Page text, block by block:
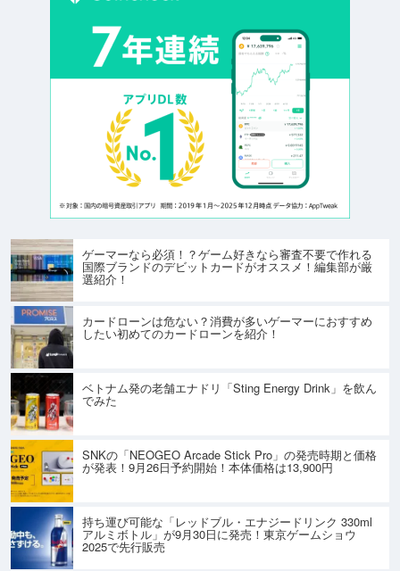
ゲーマーなら必須！？ゲーム好きなら審査不要で作れる
国際ブランドのデビットカードがオススメ！編集部が厳
選紹介！
カードローンは危ない？消費が多いゲーマーにおすすめ
したい初めてのカードローンを紹介！
ベトナム発の老舗エナドリ「Sting Energy Drink」を飲ん
でみた
SNKの「NEOGEO Arcade Stick Pro」の発売時期と価格
が発表！9月26日予約開始！本体価格は13,900円
持ち運び可能な「レッドブル・エナジードリンク 330ml
アルミボトル」が9月30日に発売！東京ゲームショウ
2025で先行販売